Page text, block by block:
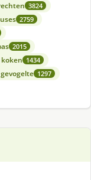
3824
2759
2015
1434
1297